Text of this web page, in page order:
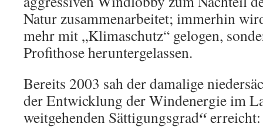
Natur zusammenarbeitet; immerhin
mehr mit „Klimaschutz“ gelogen,
Profithose heruntergelassen.
Bereits 2003 sah der damalige
der Entwicklung der Windenergie im
weitgehenden Sättigungsgrad“erreicht: